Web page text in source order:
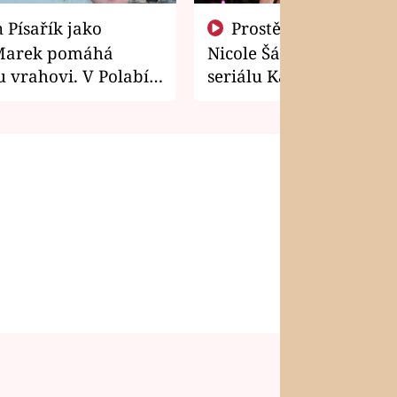
pomáhá
vrahovi. V Polabí
Nicole Šáchová získala
seriálu Kamarádi